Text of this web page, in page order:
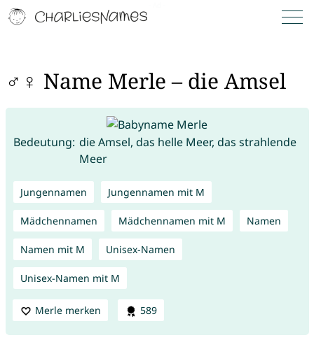
♂♀ Name Merle – die Amsel
Bedeutung: die Amsel, das helle Meer, das strahlende
Meer
Jungennamen Jungennamen mit M
Mädchennamen Mädchennamen mit M Namen
Namen mit M Unisex-Namen
Unisex-Namen mit M
Merle merken 589